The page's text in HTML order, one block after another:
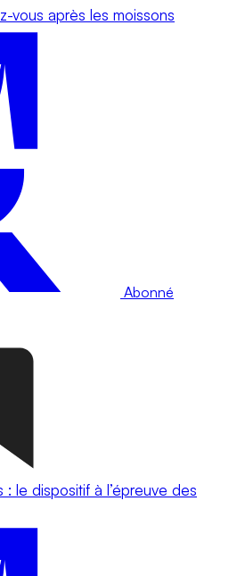
vous après les moissons
Abonné
le dispositif à l’épreuve des